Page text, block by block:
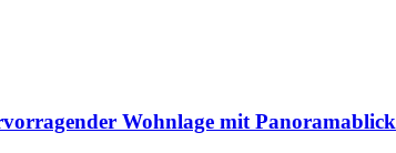
Wohnlage mit Panoramablick